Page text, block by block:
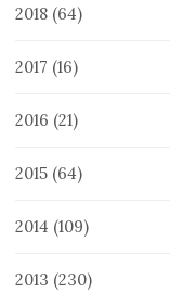
2018 (64)
2017 (16)
2016 (21)
2015 (64)
2014 (109)
2013 (230)